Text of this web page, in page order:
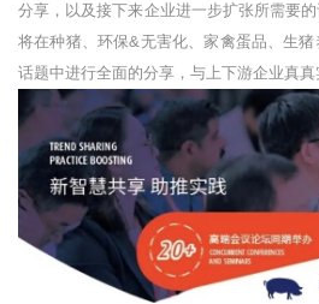
分享，以及接下来企业进一步扩张所需要
将在种猪、环保&无害化、家禽蛋品、生
话题中进行全面的分享，与上下游企业真真